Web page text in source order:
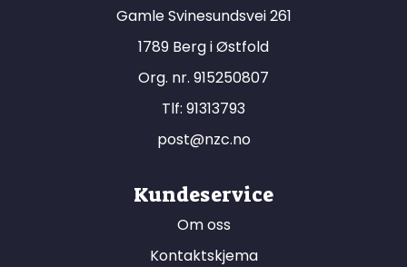
Gamle Svinesundsvei 261
1789 Berg i Østfold
Org. nr. 915250807
Tlf: 91313793
post@nzc.no
Kundeservice
Om oss
Kontaktskjema